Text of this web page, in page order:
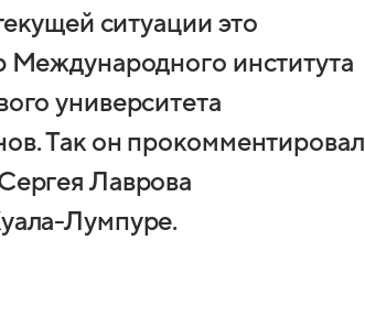
ситуации это
Международного института
университета
Так он прокомментировал
Лаврова
Лумпуре.